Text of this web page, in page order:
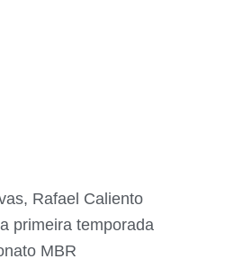
Rafael Caliento
primeira temporada
MBR